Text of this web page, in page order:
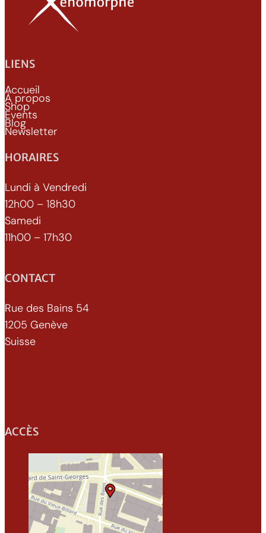
LIENS
Accueil
À propos
Shop
Events
Blog
Newsletter
HORAIRES
Lundi à Vendredi
12h00 – 18h30
Samedi
11h00 – 17h30
CONTACT
Rue des Bains 54
1205 Genève
Suisse
ACCÈS